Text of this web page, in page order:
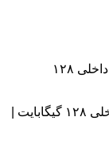
گوشی موبایل اپل مدل iPhone 15 با حافظه داخلی ۱۲۸ گیگابایت |